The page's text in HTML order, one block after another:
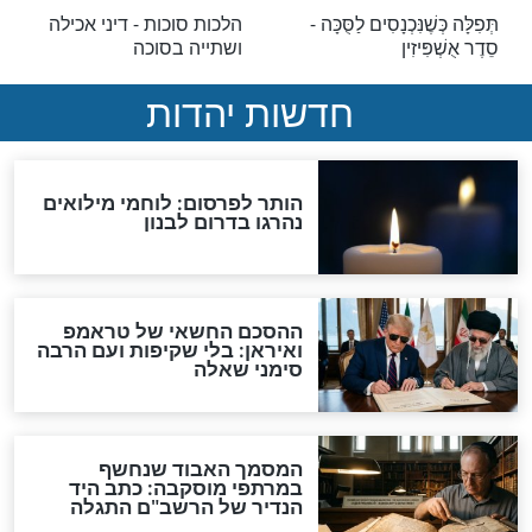
ויציאת חג סוכות
הושענא רבא: עכשיו לתפוס
הרב עמנואל
לכם על
סוכות
הושענה רבה: יום כיפור קטן
שאתם לא רוצים לפספס